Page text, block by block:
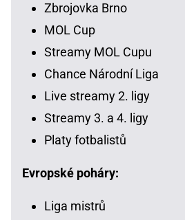
Zbrojovka Brno
MOL Cup
Streamy MOL Cupu
Chance Národní Liga
Live streamy 2. ligy
Streamy 3. a 4. ligy
Platy fotbalistů
Evropské poháry:
Liga mistrů